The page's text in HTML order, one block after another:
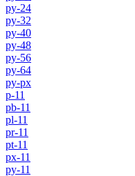
py-24
py-32
py-40
py-48
py-56
py-64
py-px
p-11
pb-11
pl-11
pr-11
pt-11
px-11
py-11